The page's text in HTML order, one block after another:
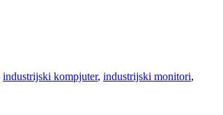
industrijski kompjuter, industrijski monitori,